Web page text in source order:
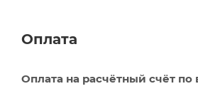
Оплата
Оплата на расчётный счёт по